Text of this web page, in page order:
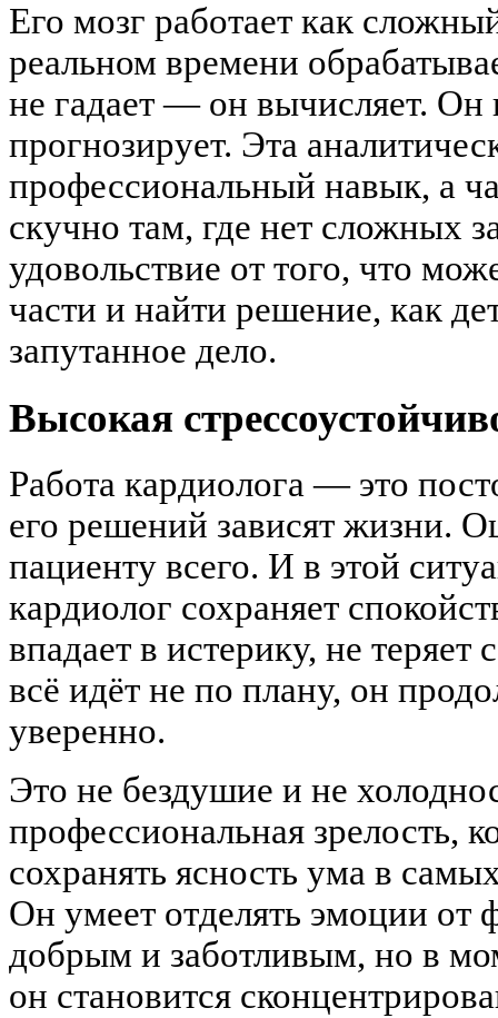
Его мозг работает как
реальном времени
не гадает — он вычисляет.
прогнозирует. Эта
профессиональный навык, а
скучно там, где нет сложных
удовольствие от того, что
части и найти решение, как
запутанное дело.
Высокая
Работа кардиолога — это
его решений зависят жизни.
пациенту всего. И в этой
кардиолог сохраняет
впадает в истерику, не
всё идёт не по плану, он
уверенно.
Это не бездушие и не
профессиональная зрелость,
сохранять ясность ума в
Он умеет отделять эмоции от
добрым и заботливым, но в
он становится